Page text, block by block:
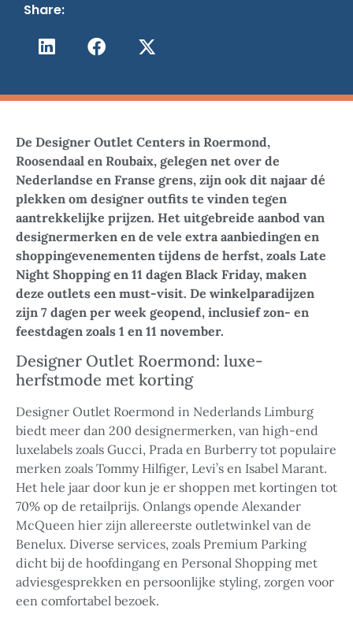
Share:
De Designer Outlet Centers in Roermond,
Roosendaal en Roubaix, gelegen net over de
Nederlandse en Franse grens, zijn ook dit najaar dé
plekken om designer outfits te vinden tegen
aantrekkelijke prijzen. Het uitgebreide aanbod van
designermerken en de vele extra aanbiedingen en
shoppingevenementen tijdens de herfst, zoals Late
Night Shopping en 11 dagen Black Friday, maken
deze outlets een must-visit. De winkelparadijzen
zijn 7 dagen per week geopend, inclusief zon- en
feestdagen zoals 1 en 11 november.
Designer Outlet Roermond: luxe-
herfstmode met korting
Designer Outlet Roermond in Nederlands Limburg
biedt meer dan 200 designermerken, van high-end
luxelabels zoals Gucci, Prada en Burberry tot populaire
merken zoals Tommy Hilfiger, Levi’s en Isabel Marant.
Het hele jaar door kun je er shoppen met kortingen tot
70% op de retailprijs. Onlangs opende Alexander
McQueen hier zijn allereerste outletwinkel van de
Benelux. Diverse services, zoals Premium Parking
dicht bij de hoofdingang en Personal Shopping met
adviesgesprekken en persoonlijke styling, zorgen voor
een comfortabel bezoek.